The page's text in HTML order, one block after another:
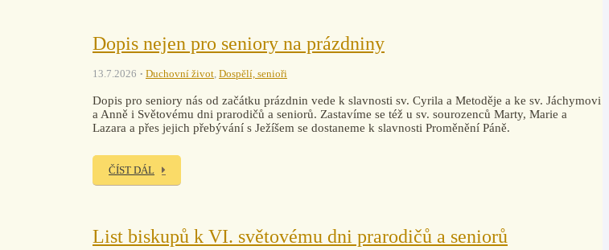
Dopis nejen pro seniory na prázdniny
13.7.2026 Duchovní život, Dospělí, senioři
Dopis pro seniory nás od začátku prázdnin vede k slavnosti sv. Cyrila a Metoděje a ke sv. Jáchymovi
a Anně i Světovému dni prarodičů a seniorů. Zastavíme se též u sv. sourozenců Marty, Marie a
Lazara a přes jejich přebývání s Ježíšem se dostaneme k slavnosti Proměnění Páně.
ČÍST DÁL
List biskupů k VI. světovému dni prarodičů a seniorů